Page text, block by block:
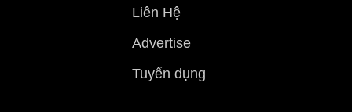
Liên Hệ
Advertise
Tuyển dụng